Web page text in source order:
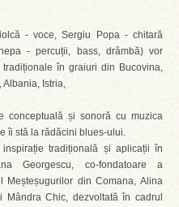
- voce, Sergiu Popa - chitară
- percuții, bass, drâmbă) vor
în graiuri din Bucovina,
Albania, Istria,
conceptuală și sonoră cu muzica
îi stă la rădăcini blues-ului.
tradițională și aplicații în
Georgescu, co-fondatoare a
din Comana, Alina
Mândra Chic, dezvoltată în cadrul